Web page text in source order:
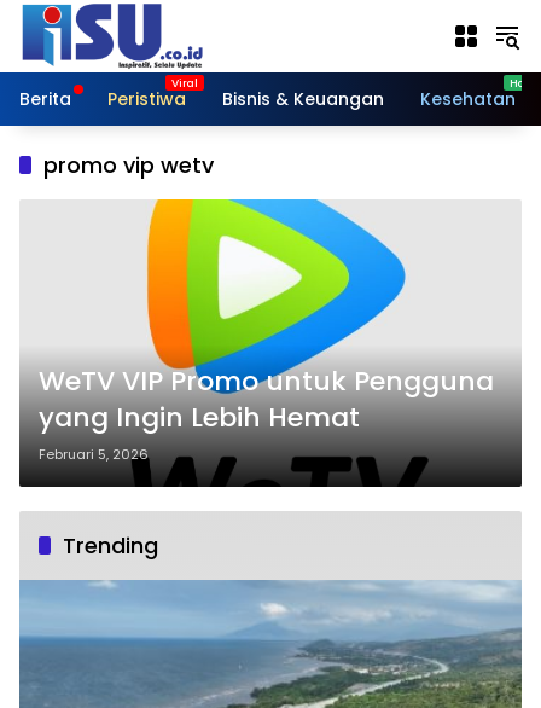
Langsung
konten
Berita
Peristiwa Bisnis & Keuangan Kesehatan
promo vip wetv
WeTV VIP Promo untuk Pengguna
yang Ingin Lebih Hemat
Februari 5, 2026
Trending